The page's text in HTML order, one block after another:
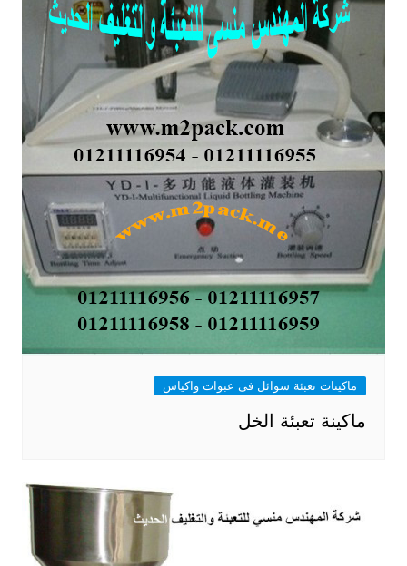
ماكينات تعبئة سوائل فى عبوات واكياس
ماكينة تعبئة الخل